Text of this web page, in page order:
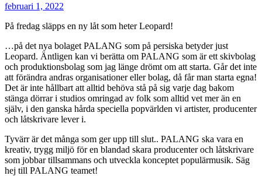
februari 1, 2022
På fredag släpps en ny låt som heter Leopard!
…på det nya bolaget PALANG som på persiska betyder just
Leopard. Äntligen kan vi berätta om PALANG som är ett skivbolag
och produktionsbolag som jag länge drömt om att starta. Går det inte
att förändra andras organisationer eller bolag, då får man starta egna!
Det är inte hållbart att alltid behöva stå på sig varje dag bakom
stänga dörrar i studios omringad av folk som alltid vet mer än en
själv, i den ganska hårda speciella popvärlden vi artister, producenter
och låtskrivare lever i.
Tyvärr är det många som ger upp till slut.. PALANG ska vara en
kreativ, trygg miljö för en blandad skara producenter och låtskrivare
som jobbar tillsammans och utveckla konceptet populärmusik. Säg
hej till PALANG teamet!